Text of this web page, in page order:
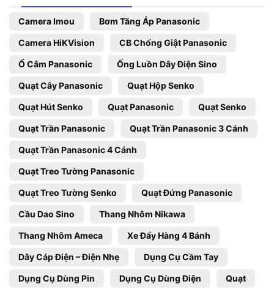
Camera Imou Bơm Tăng Áp Panasonic
Camera HiKVision CB Chống Giật Panasonic
Ổ Cắm Panasonic Ống Luồn Dây Điện Sino
Quạt Cây Panasonic Quạt Hộp Senko
Quạt Hút Senko Quạt Panasonic Quạt Senko
Quạt Trần Panasonic Quạt Trần Panasonic 3 Cánh
Quạt Trần Panasonic 4 Cánh
Quạt Treo Tường Panasonic
Quạt Treo Tường Senko Quạt Đứng Panasonic
Cầu Dao Sino Thang Nhôm Nikawa
Thang Nhôm Ameca Xe Đẩy Hàng 4 Bánh
Dây Cáp Điện – Điện Nhẹ Dụng Cụ Cầm Tay
Dụng Cụ Dùng Pin Dụng Cụ Dùng Điện Quạt